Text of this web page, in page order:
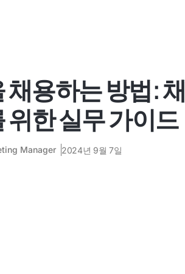
채용하는 방법: 채
위한 실무 가이드
Manager 2024년 9월 7일